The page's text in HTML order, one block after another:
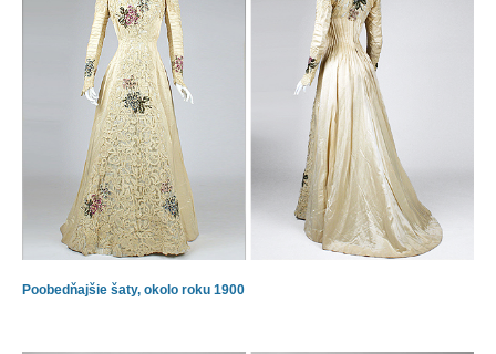
Poobedňajšie šaty, okolo roku 1900